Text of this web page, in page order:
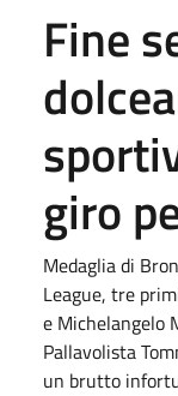
Fine
giro
Medaglia di
League, tre
e Michelangelo
Pallavolista
un brutto